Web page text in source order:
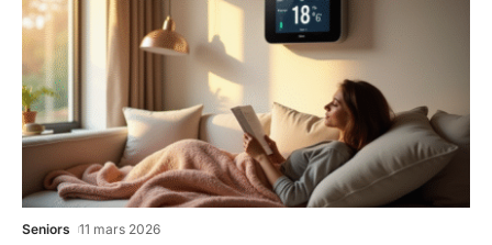
Seniors 11 mars 2026